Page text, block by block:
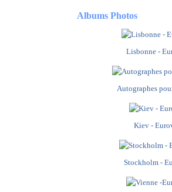
Albums Photos
Lisbonne -
Autographes
Kiev -
Stockholm -